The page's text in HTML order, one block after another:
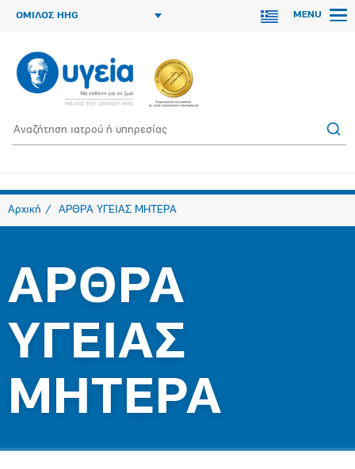
ΟΜΙΛΟΣ HHG MENU
Αρχική ΑΡΘΡΑ ΥΓΕΙΑΣ ΜΗΤΕΡΑ
ΑΡΘΡΑ
ΥΓΕΙΑΣ
ΜΗΤΕΡΑ